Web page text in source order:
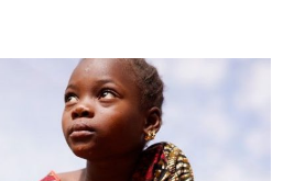
ante
COVID-
19:
Ecolab